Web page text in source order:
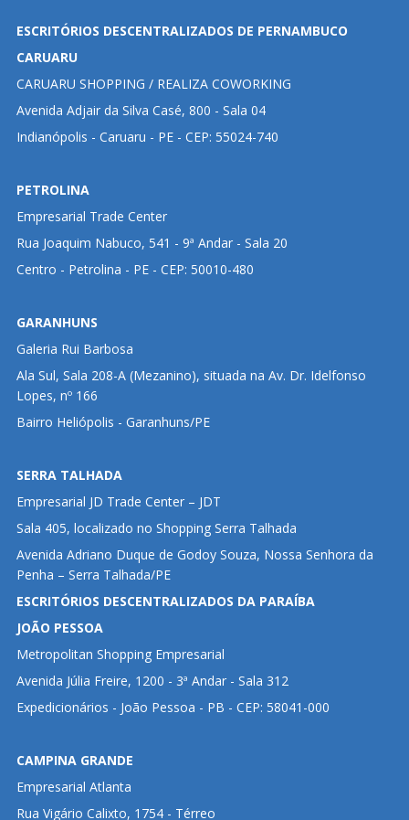
ESCRITÓRIOS DESCENTRALIZADOS DE PERNAMBUCO
CARUARU
CARUARU SHOPPING / REALIZA COWORKING
Avenida Adjair da Silva Casé, 800 - Sala 04
Indianópolis - Caruaru - PE - CEP: 55024-740
PETROLINA
Empresarial Trade Center
Rua Joaquim Nabuco, 541 - 9ª Andar - Sala 20
Centro - Petrolina - PE - CEP: 50010-480
GARANHUNS
Galeria Rui Barbosa
Ala Sul, Sala 208-A (Mezanino), situada na Av. Dr. Idelfonso
Lopes, nº 166
Bairro Heliópolis - Garanhuns/PE
SERRA TALHADA
Empresarial JD Trade Center – JDT
Sala 405, localizado no Shopping Serra Talhada
Avenida Adriano Duque de Godoy Souza, Nossa Senhora da
Penha – Serra Talhada/PE
ESCRITÓRIOS DESCENTRALIZADOS DA PARAÍBA
JOÃO PESSOA
Metropolitan Shopping Empresarial
Avenida Júlia Freire, 1200 - 3ª Andar - Sala 312
Expedicionários - João Pessoa - PB - CEP: 58041-000
CAMPINA GRANDE
Empresarial Atlanta
Rua Vigário Calixto, 1754 - Térreo